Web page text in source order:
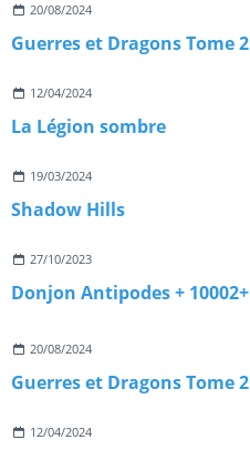
20/08/2024
Guerres et Dragons Tome 2
12/04/2024
La Légion sombre
19/03/2024
Shadow Hills
27/10/2023
Donjon Antipodes + 10002+
20/08/2024
Guerres et Dragons Tome 2
12/04/2024